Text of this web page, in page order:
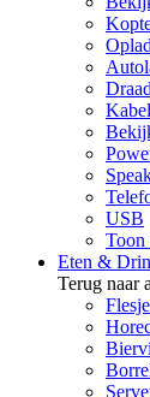
USB
Toon
Eten &
Terug naar